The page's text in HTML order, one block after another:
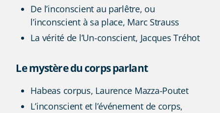
De l’inconscient au parlêtre, ou
l’inconscient à sa place, Marc Strauss
La vérité de l’Un-conscient, Jacques Tréhot
Le mystère du corps parlant
Habeas corpus, Laurence Mazza-Poutet
L’inconscient et l’événement de corps,